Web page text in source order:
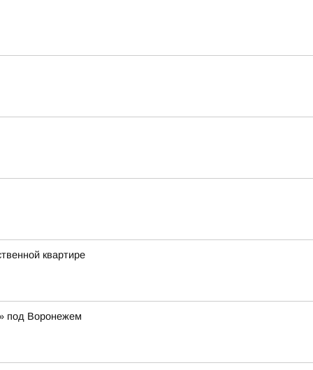
квартире
под Воронежем